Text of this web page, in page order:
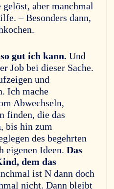
aber manchmal
– Besonders dann,
gut ich kann. Und
Job bei dieser Sache.
und
Ich mache
Abwechseln,
finden, die das
bis hin zum
des begehrten
eigenen Ideen. Das
dem das
ist N dann doch
nicht. Dann bleibt